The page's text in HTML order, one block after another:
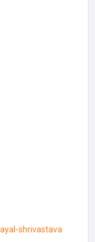
shrivastava